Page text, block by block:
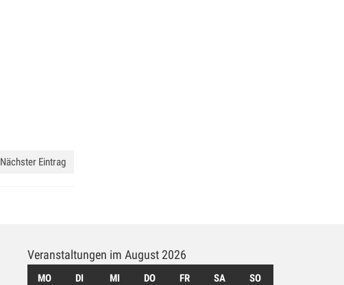
Nächster Eintrag
Veranstaltungen im August 2026
MO MONTAG
DI DIENSTAG
MI MITTWOCH
DODONNERSTAG
FRFREITAG
SA SAMSTAG
SO